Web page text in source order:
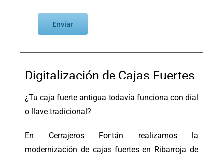
¿Tu caja fuerte antigua todavía funciona con dial
o llave tradicional?
En Cerrajeros Fontán realizamos la
modernización de cajas fuertes en Ribarroja de
Digitalización de Cajas Fuertes